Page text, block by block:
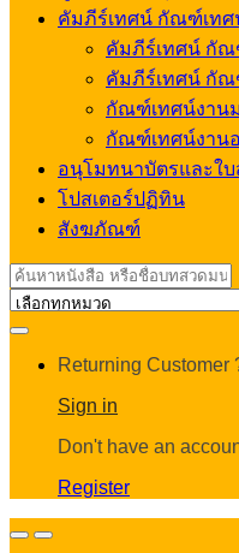
คัมภีร์เทศน์ กัณฑ์เทศ
คัมภีร์เทศน์ กั
คัมภีร์เทศน์ กัณ
กัณฑ์เทศน์งาน
กัณฑ์เทศน์งาน
อนุโมทนาบัตรและใ
โปสเตอร์ปฏิทิน
สังฆภัณฑ์
Search
for:
Returning Customer
Sign in
Don't have an
Register
OpenClose